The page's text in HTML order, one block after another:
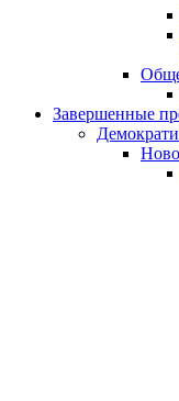
Завершенные